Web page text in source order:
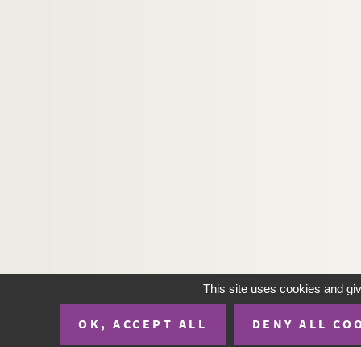
This site uses cookies and
OK, ACCEPT ALL DENY ALL